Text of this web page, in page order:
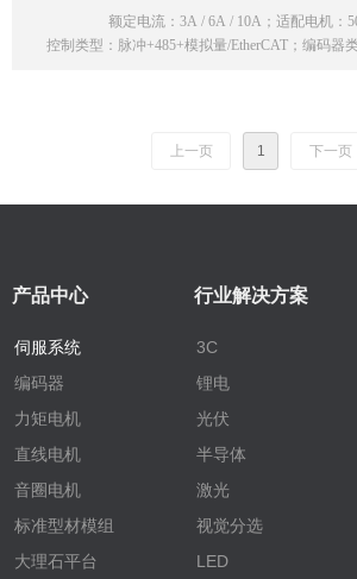
额定电流：3A / 6A / 10A；适配电机：
控制类型：脉冲+485+模拟量/EtherCAT；编码器
上一页 1 下一页
产品中心
伺服系统
编码器
力矩电机
直线电机
音圈电机
标准型材模组
大理石平台
行业解决方案
3C
锂电
光伏
半导体
激光
视觉分选
LED